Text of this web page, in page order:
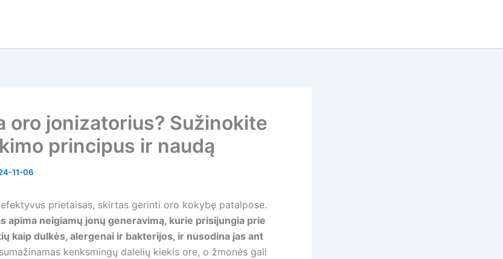
oro jonizatorius? Sužinokite
principus ir naudą
11-06
prietaisas, skirtas gerinti oro kokybę patalpose.
apima neigiamų jonų generavimą, kurie prisijungia prie
kaip dulkės, alergenai ir bakterijos, ir nusodina jas ant
kenksmingų dalelių kiekis ore, o žmonės gali